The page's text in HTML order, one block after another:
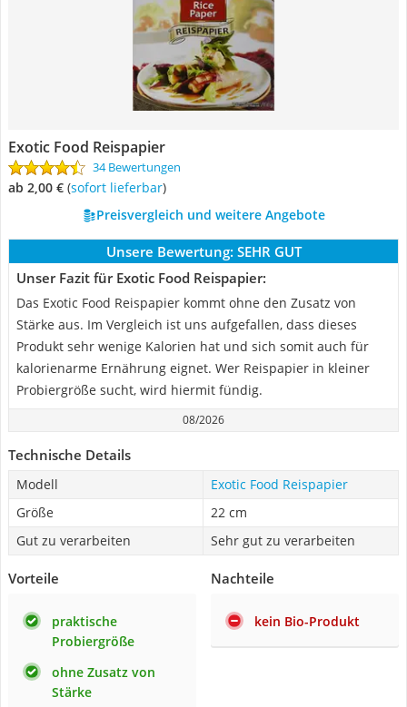
Exotic Food Reispapier
34 Bewertungen
ab 2,00 € ( Sofort lieferbar)
Preisvergleich und weitere Angebote
Unsere Bewertung: SEHR GUT
Unser Fazit für Exotic Food Reispapier:
Das Exotic Food Reispapier kommt ohne den Zusatz von
Stärke aus. Im Vergleich ist uns aufgefallen, dass dieses
Produkt sehr wenige Kalorien hat und sich somit auch für
kalorienarme Ernährung eignet. Wer Reispapier in kleiner
Probiergröße sucht, wird hiermit fündig.
08/2026
Technische Details
Modell
Exotic Food Reispapier
Größe
22 cm
Gut zu verarbeiten
Sehr gut zu verarbeiten
Vorteile
praktische
Probiergröße
ohne Zusatz von
Stärke
Nachteile
kein Bio-Produkt